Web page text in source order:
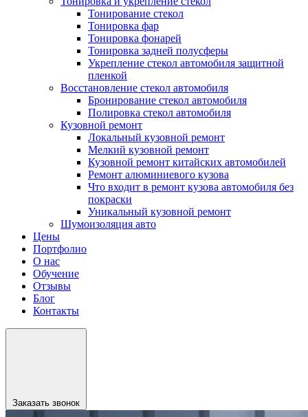
Тонирование стекол
Тонировка фар
Тонировка фонарей
Тонировка задней полусферы
Укрепление стекол автомобиля защитной
пленкой
Восстановление стекол автомобиля
Бронирование стекол автомобиля
Полировка стекол автомобиля
Кузовной ремонт
Локальный кузовной ремонт
Мелкий кузовной ремонт
Кузовной ремонт китайских автомобилей
Ремонт алюминиевого кузова
Что входит в ремонт кузова автомобиля без
покраски
Уникальный кузовной ремонт
Шумоизоляция авто
Цены
Портфолио
О нас
Обучение
Отзывы
Блог
Контакты
Заказать звонок